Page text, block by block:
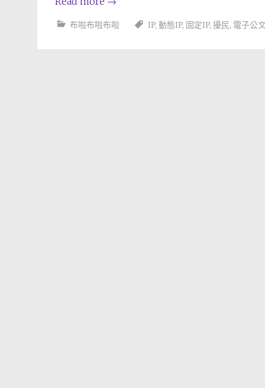
布啦布啦布啦 IP, 動態IP, 固定IP, 擾民, 電子公